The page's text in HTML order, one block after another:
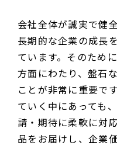
会社全体が誠実で健
長期的な企業の成長
ています。そのため
方面にわたり、盤石
ことが非常に重要で
ていく中にあっても
請・期待に柔軟に対
品をお届けし、企業